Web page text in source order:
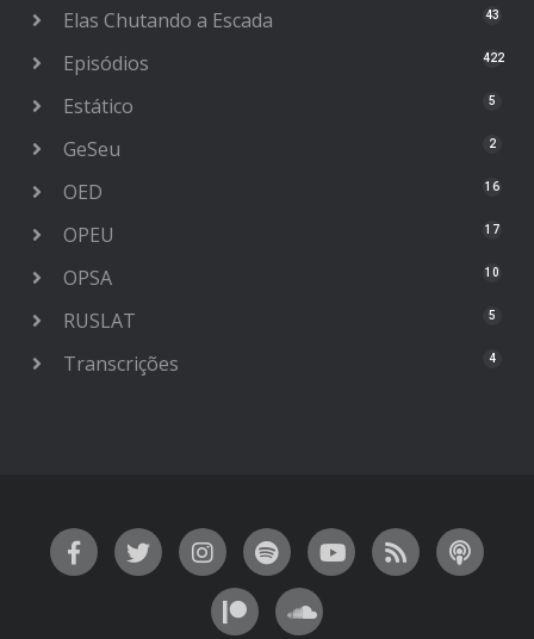
Elas Chutando a Escada 43
Episódios 422
Estático 5
GeSeu 2
OED 16
OPEU 17
OPSA 10
RUSLAT 5
Transcrições 4